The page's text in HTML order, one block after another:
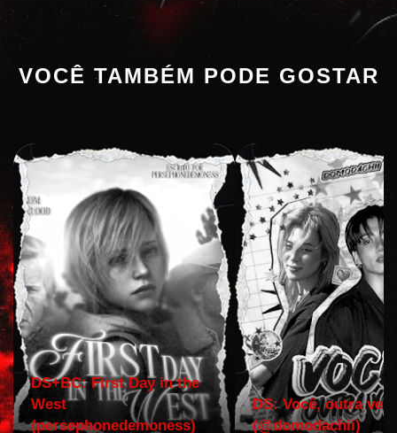
VOCÊ TAMBÉM PODE GOSTAR
DS+BC: First Day in the
West
(persephonedemoness)
DS: Você, outra vez!
(@domodachii)